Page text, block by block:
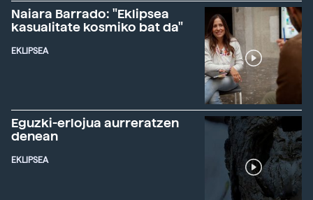
Naiara Barrado: "Eklipsea
kasualitate kosmiko bat da"
EKLIPSEA
Eguzki-erlojua aurreratzen
denean
EKLIPSEA